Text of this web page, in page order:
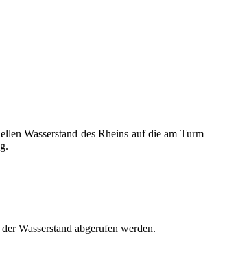
Wasserstand des Rheins auf die am Turm
Wasserstand abgerufen werden.